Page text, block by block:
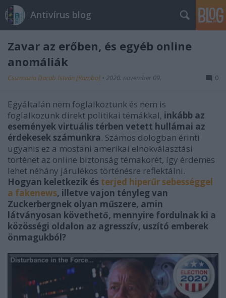
Antivírus blog
Zavar az erőben, és egyéb online
anomáliák
Csizmazia Darab István [Rambo] • 2020. november 09. 0
Egyáltalán nem foglalkoztunk és nem is
foglalkozunk direkt politikai témákkal, inkább az
események virtuális térben vetett hullámai az
érdekesek számunkra. Számos dologban érinti
ugyanis ez a mostani amerikai elnökválasztási
történet az online biztonság témakörét, így érdemes
lehet néhány járulékos történésre reflektálni.
Hogyan keletkezik és terjed hiperűr sebességgel
a fakenews, illetve vajon tényleg van
Zuckerbergnek olyan műszere, amin
látványosan követhető, mennyire fordulnak ki a
közösségi oldalon az agresszív, uszító emberek
önmagukból?